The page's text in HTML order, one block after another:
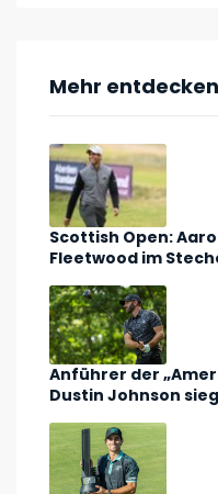
Mehr entdecken
Scottish Open:
Fleetwood im
Anführer der
Dustin Johnson